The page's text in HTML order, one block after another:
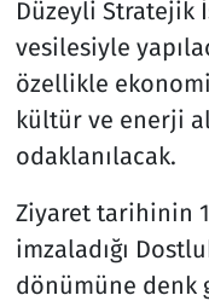
Düzeyli Stratejik
vesilesiyle
özellikle
kültür ve enerji
odaklanılacak.
Ziyaret tarihinin
imzaladığı
dönümüne denk